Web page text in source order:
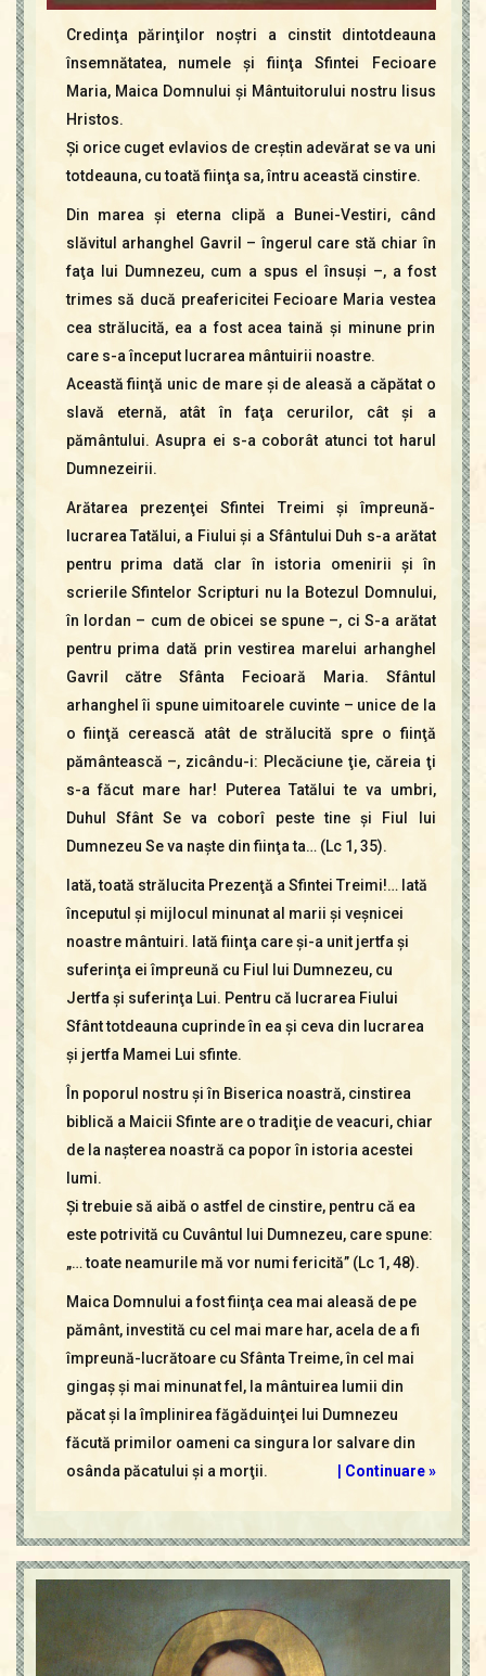
Credinţa părinţilor noştri a cinstit dintotdeauna
însemnătatea, numele şi fiinţa Sfintei Fecioare
Maria, Maica Domnului şi Mântuitorului nostru Iisus
Hristos.
Şi orice cuget evlavios de creştin adevărat se va uni
totdeauna, cu toată fiinţa sa, întru această cinstire.
Din marea şi eterna clipă a Bunei-Vestiri, când
slăvitul arhanghel Gavril – îngerul care stă chiar în
faţa lui Dumnezeu, cum a spus el însuşi –, a fost
trimes să ducă preafericitei Fecioare Maria vestea
cea strălucită, ea a fost acea taină şi minune prin
care s-a început lucrarea mântuirii noastre.
Această fiinţă unic de mare şi de aleasă a căpătat o
slavă eternă, atât în faţa cerurilor, cât şi a
pământului. Asupra ei s-a coborât atunci tot harul
Dumnezeirii.
Arătarea prezenţei Sfintei Treimi şi împreună-
lucrarea Tatălui, a Fiului şi a Sfântului Duh s-a arătat
pentru prima dată clar în istoria omenirii şi în
scrierile Sfintelor Scripturi nu la Botezul Domnului,
în Iordan – cum de obicei se spune –, ci S-a arătat
pentru prima dată prin vestirea marelui arhanghel
Gavril către Sfânta Fecioară Maria. Sfântul
arhanghel îi spune uimitoarele cuvinte – unice de la
o fiinţă cerească atât de strălucită spre o fiinţă
pământească –, zicându-i: Plecăciune ţie, căreia ţi
s-a făcut mare har! Puterea Tatălui te va umbri,
Duhul Sfânt Se va coborî peste tine şi Fiul lui
Dumnezeu Se va naşte din fiinţa ta… (Lc 1, 35).
Iată, toată strălucita Prezenţă a Sfintei Treimi!… Iată
începutul şi mijlocul minunat al marii şi veşnicei
noastre mântuiri. Iată fiinţa care şi-a unit jertfa şi
suferinţa ei împreună cu Fiul lui Dumnezeu, cu
Jertfa şi suferinţa Lui. Pentru că lucrarea Fiului
Sfânt totdeauna cuprinde în ea şi ceva din lucrarea
şi jertfa Mamei Lui sfinte.
În poporul nostru şi în Biserica noastră, cinstirea
biblică a Maicii Sfinte are o tradiţie de veacuri, chiar
de la naşterea noastră ca popor în istoria acestei
lumi.
Şi trebuie să aibă o astfel de cinstire, pentru că ea
este potrivită cu Cuvântul lui Dumnezeu, care spune:
„… toate neamurile mă vor numi fericită” (Lc 1, 48).
Maica Domnului a fost fiinţa cea mai aleasă de pe
pământ, investită cu cel mai mare har, acela de a fi
împreună-lucrătoare cu Sfânta Treime, în cel mai
gingaş şi mai minunat fel, la mântuirea lumii din
păcat şi la împlinirea făgăduinţei lui Dumnezeu
făcută primilor oameni ca singura lor salvare din
osânda păcatului şi a morţii.
Continuare »